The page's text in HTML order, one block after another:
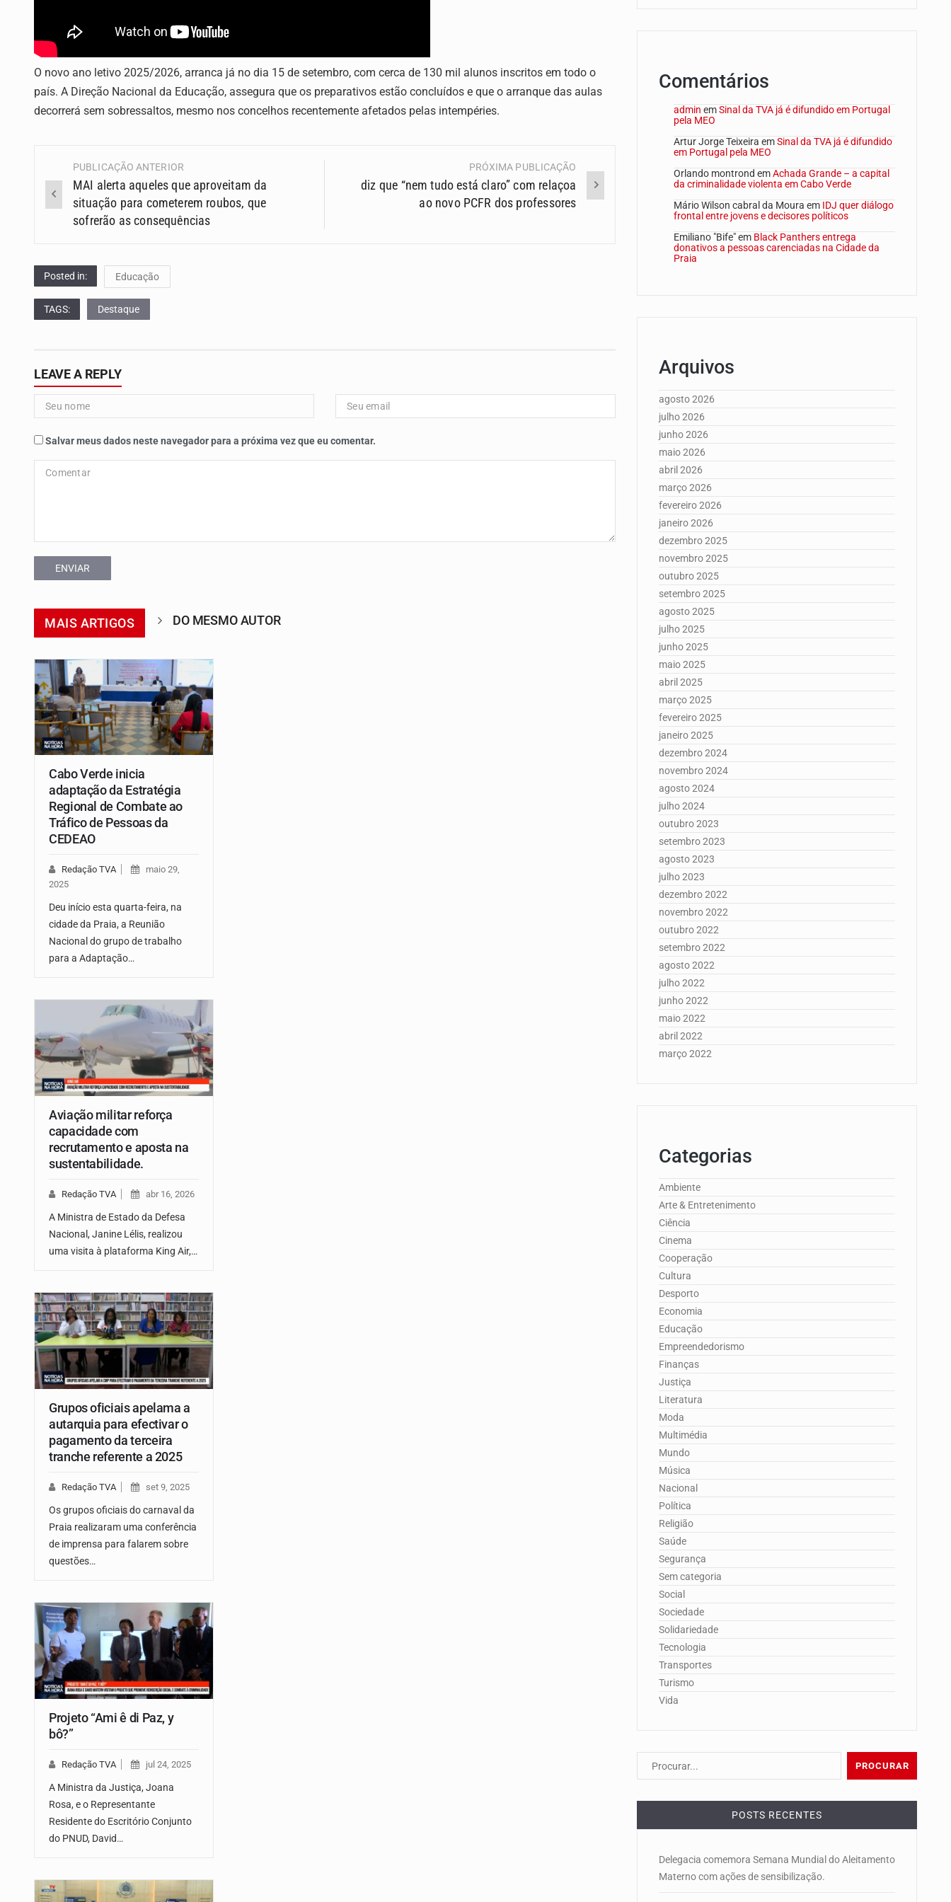
O novo ano letivo 2025/2026, arranca já no dia 15 de setembro, com cerca de 130 mil alunos inscritos em todo o
país. A Direção Nacional da Educação, assegura que os preparativos estão concluídos e que o arranque das aulas
decorrerá sem sobressaltos, mesmo nos concelhos recentemente afetados pelas intempéries.
Navegação
(Posts)
PUBLICAÇÃO ANTERIOR
MAI alerta aqueles que aproveitam da
situação para cometerem roubos, que
sofrerão as consequências
PRÓXIMA PUBLICAÇÃO
diz que “nem tudo está claro” com relaçoa
ao novo PCFR dos professores
Posted in: Educação
TAGS: Destaque
LEAVE A REPLY
Salvar meus dados neste navegador para a próxima vez que eu comentar.
ENVIAR
MAIS ARTIGOS DO MESMO AUTOR
Cabo Verde inicia
adaptação da Estratégia
Regional de Combate ao
Tráfico de Pessoas da
CEDEAO
Redação TVA
maio 29,
2025
Deu início esta quarta-feira, na
cidade da Praia, a Reunião
Nacional do grupo de trabalho
para a Adaptação…
Aviação militar reforça
capacidade com
recrutamento e aposta na
sustentabilidade.
Redação TVA abr 16, 2026
A Ministra de Estado da Defesa
Nacional, Janine Lélis, realizou
uma visita à plataforma King Air,…
Grupos oficiais apelama a
autarquia para efectivar o
pagamento da terceira
tranche referente a 2025
Redação TVA set 9, 2025
Os grupos oficiais do carnaval da
Praia realizaram uma conferência
de imprensa para falarem sobre
questões…
Projeto “Ami ê di Paz, y
bô?”
Redação TVA jul 24, 2025
A Ministra da Justiça, Joana
Rosa, e o Representante
Residente do Escritório Conjunto
do PNUD, David…
Comentários
admin emSinal da TVA já é difundido em Portugal
pela MEO
Artur Jorge Teixeira emSinal da TVA já é difundido
em Portugal pela MEO
Orlando montrond emAchada Grande – a capital
da criminalidade violenta em Cabo Verde
Mário Wilson cabral da Moura em IDJ quer diálogo
frontal entre jovens e decisores políticos
Emiliano "Bife"em Black Panthers entrega
donativos a pessoas carenciadas na Cidade da
Praia
Arquivos
agosto 2026
julho 2026
junho 2026
maio 2026
abril 2026
março 2026
fevereiro 2026
janeiro 2026
dezembro 2025
novembro 2025
outubro 2025
setembro 2025
agosto 2025
julho 2025
junho 2025
maio 2025
abril 2025
março 2025
fevereiro 2025
janeiro 2025
dezembro 2024
novembro 2024
agosto 2024
julho 2024
outubro 2023
setembro 2023
agosto 2023
julho 2023
dezembro 2022
novembro 2022
outubro 2022
setembro 2022
agosto 2022
julho 2022
junho 2022
maio 2022
abril 2022
março 2022
Categorias
Ambiente
Arte & Entretenimento
Ciência
Cinema
Cooperação
Cultura
Desporto
Economia
Educação
Empreendedorismo
Finanças
Justiça
Literatura
Moda
Multimédia
Mundo
Música
Nacional
Política
Religião
Saúde
Segurança
Sem categoria
Social
Sociedade
Solidariedade
Tecnologia
Transportes
Turismo
Vida
POSTS RECENTES
Delegacia comemora Semana Mundial do Aleitamento
Materno com ações de sensibilização.